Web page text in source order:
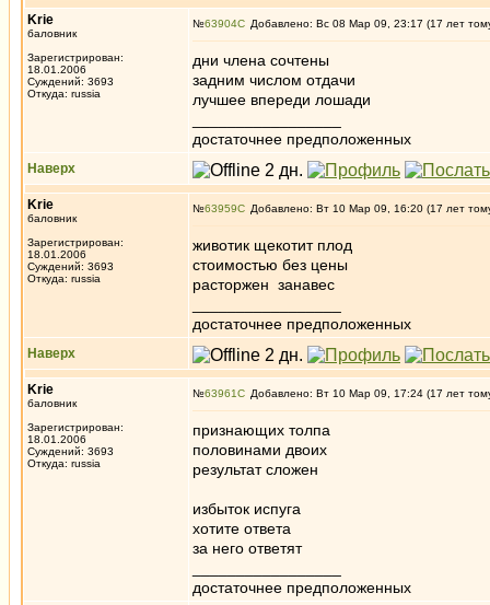
Krie
баловник
Зарегистрирован:
18.01.2006
Суждений: 3693
Откуда: russia
№63904 Добавлено: Вс 08 Мар 09, 23:17 (17 лет
дни члена сочтены
задним числом отдачи
лучшее впереди лошади
достаточнее предположенных
Наверх
Krie
баловник
Зарегистрирован:
18.01.2006
Суждений: 3693
Откуда: russia
№63959 Добавлено: Вт 10 Мар 09, 16:20 (17 лет
животик щекотит плод
стоимостью без цены
расторжен занавес
достаточнее предположенных
Наверх
Krie
баловник
Зарегистрирован:
18.01.2006
Суждений: 3693
Откуда: russia
№63961 Добавлено: Вт 10 Мар 09, 17:24 (17 лет
признающих толпа
половинами двоих
результат сложен
избыток испуга
хотите ответа
за него ответят
достаточнее предположенных